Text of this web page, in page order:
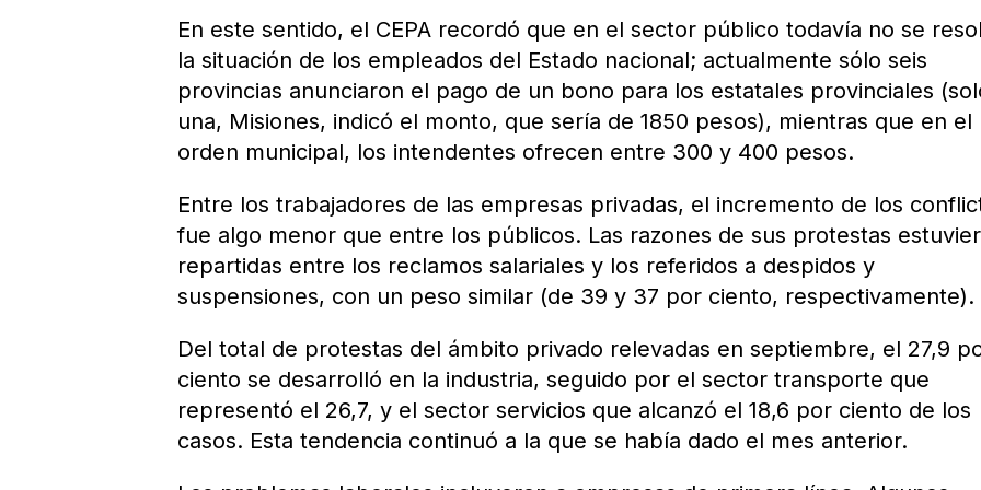
En este sentido, el CEPA recordó que en el sector público todavía no se
la situación de los empleados del Estado nacional; actualmente sólo seis
provincias anunciaron el pago de un bono para los estatales provinciales
una, Misiones, indicó el monto, que sería de 1850 pesos), mientras que en el
orden municipal, los intendentes ofrecen entre 300 y 400 pesos.
Entre los trabajadores de las empresas privadas, el incremento de los
fue algo menor que entre los públicos. Las razones de sus protestas
repartidas entre los reclamos salariales y los referidos a despidos y
suspensiones, con un peso similar (de 39 y 37 por ciento, respectivamente).
Del total de protestas del ámbito privado relevadas en septiembre, el 27,9
ciento se desarrolló en la industria, seguido por el sector transporte que
representó el 26,7, y el sector servicios que alcanzó el 18,6 por ciento de los
casos. Esta tendencia continuó a la que se había dado el mes anterior.